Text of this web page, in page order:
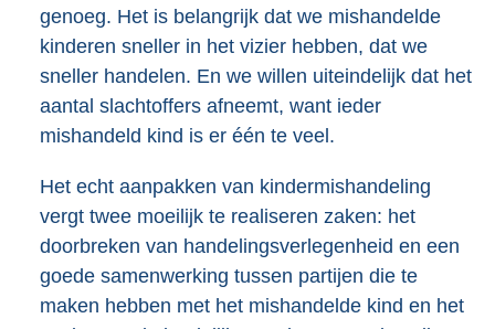
genoeg. Het is belangrijk dat we mishandelde
kinderen sneller in het vizier hebben, dat we
sneller handelen. En we willen uiteindelijk dat het
aantal slachtoffers afneemt, want ieder
mishandeld kind is er één te veel.
Het echt aanpakken van kindermishandeling
vergt twee moeilijk te realiseren zaken: het
doorbreken van handelingsverlegenheid en een
goede samenwerking tussen partijen die te
maken hebben met het mishandelde kind en het